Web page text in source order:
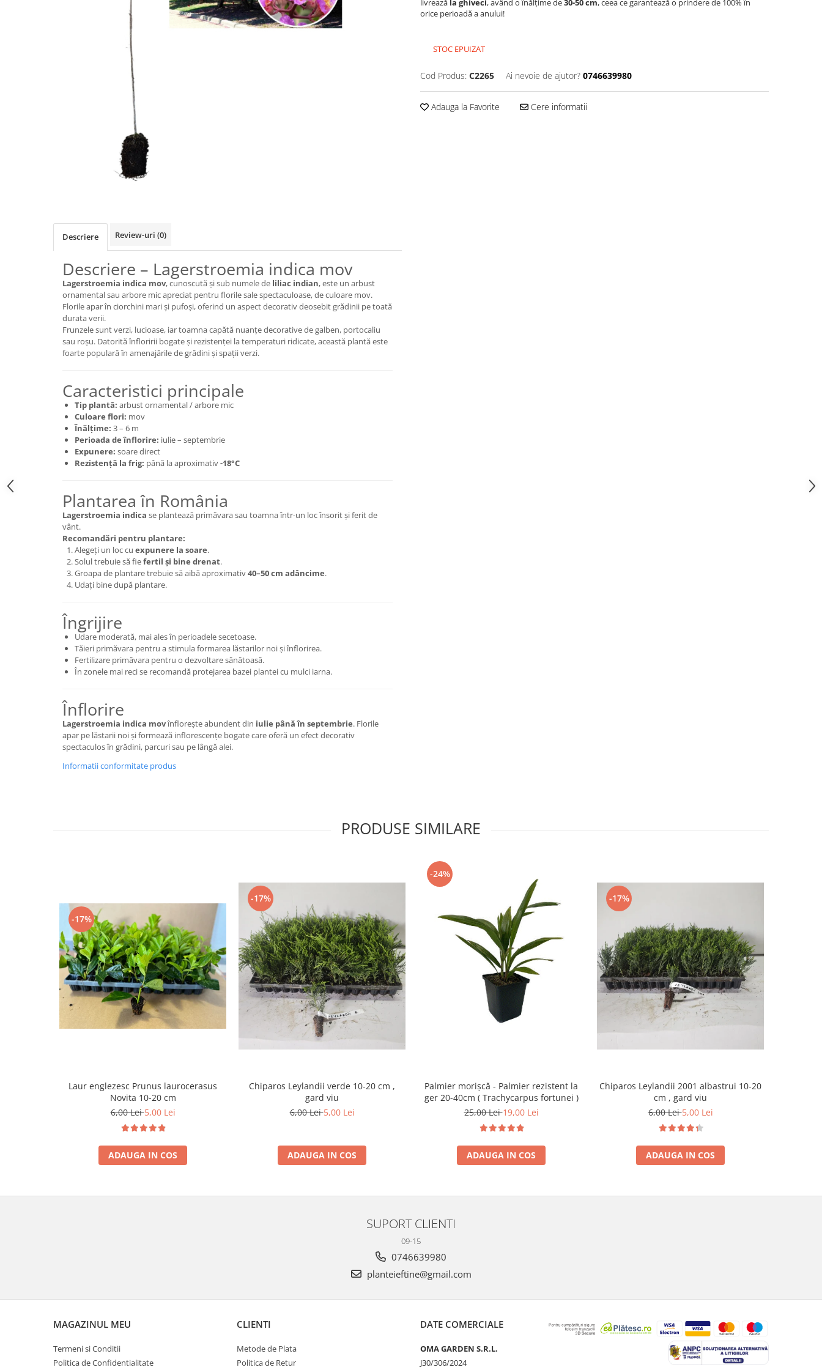
livrează la ghiveci, având o înălțime de30-50 cm, ceea ce garantează o prindere de 100% în
orice perioadă a anului!
STOC EPUIZAT
Cod Produs: C2265 Ai nevoie de ajutor? 0746639980
Adauga la Favorite Cere informatii
Descriere Review-uri (0)
Descriere – Lagerstroemia indica mov
Lagerstroemia indica mov, cunoscută și sub numele de liliac indian, este un arbust
ornamental sau arbore mic apreciat pentru florile sale spectaculoase, de culoare mov.
Florile apar în ciorchini mari și pufoși, oferind un aspect decorativ deosebit grădinii pe toată
durata verii.
Frunzele sunt verzi, lucioase, iar toamna capătă nuanțe decorative de galben, portocaliu
sau roșu. Datorită înfloririi bogate și rezistenței la temperaturi ridicate, această plantă este
foarte populară în amenajările de grădini și spații verzi.
Caracteristici principale
Tip plantă: arbust ornamental / arbore mic
Culoare flori: mov
Înălțime: 3 – 6 m
Perioada de înflorire: iulie – septembrie
Expunere: soare direct
Rezistență la frig: până la aproximativ-18°C
Plantarea în România
Lagerstroemia indica se plantează primăvara sau toamna într-un loc însorit și ferit de
vânt.
Recomandări pentru plantare:
Alegeți un loc cu expunere la soare.
Solul trebuie să fiefertil și bine drenat.
Groapa de plantare trebuie să aibă aproximativ40–50 cm adâncime.
Udați bine după plantare.
Îngrijire
Udare moderată, mai ales în perioadele secetoase.
Tăieri primăvara pentru a stimula formarea lăstarilor noi și înflorirea.
Fertilizare primăvara pentru o dezvoltare sănătoasă.
În zonele mai reci se recomandă protejarea bazei plantei cu mulci iarna.
Înflorire
Lagerstroemia indica movînflorește abundent din iulie până în septembrie. Florile
apar pe lăstarii noi și formează inflorescențe bogate care oferă un efect decorativ
spectaculos în grădini, parcuri sau pe lângă alei.
Informatii conformitate produs
PRODUSE SIMILARE
-17%
Laur englezesc Prunus laurocerasus
Novita 10-20 cm
6,00 Lei5,00 Lei
ADAUGA IN COS
-17%
Chiparos Leylandii verde 10-20 cm ,
gard viu
6,00 Lei5,00 Lei
ADAUGA IN COS
-24%
Palmier morișcă - Palmier rezistent la
ger 20-40cm ( Trachycarpus fortunei )
25,00 Lei19,00 Lei
ADAUGA IN COS
-17%
Chiparos Leylandii 2001 albastrui 10-20
cm , gard viu
6,00 Lei5,00 Lei
ADAUGA IN COS
SUPORT CLIENTI
09-15
0746639980
planteieftine@gmail.com
MAGAZINUL MEU
Termeni si Conditii
Politica de Confidentialitate
CLIENTI
Metode de Plata
Politica de Retur
DATE COMERCIALE
OMA GARDEN S.R.L.
J30/306/2024